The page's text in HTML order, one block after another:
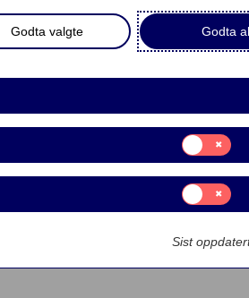
Godta
Godta valgte
Samtykke
til:
Statistikk
Samtykke
til:
Sist